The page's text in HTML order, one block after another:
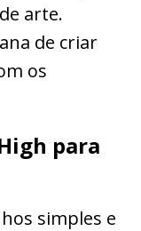
arte.
de criar
os
para
simples e